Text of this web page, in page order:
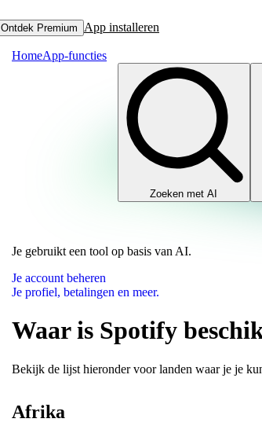
Ontdek Premium App installeren
HomeApp-functies
Zoeken met AI
Je gebruikt een tool op basis van AI.
Je account beheren
Je profiel, betalingen en meer.
Waar is Spotify
Bekijk de lijst hieronder voor landen waar je je
Afrika